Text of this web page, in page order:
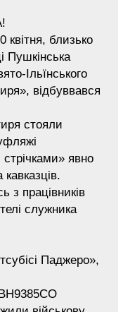
квітня, близько
Пушкінська
Ільїнського
відбуввався
стояли
стрічками» явно
кавказців.
з працівників
служника
Паджеро»,